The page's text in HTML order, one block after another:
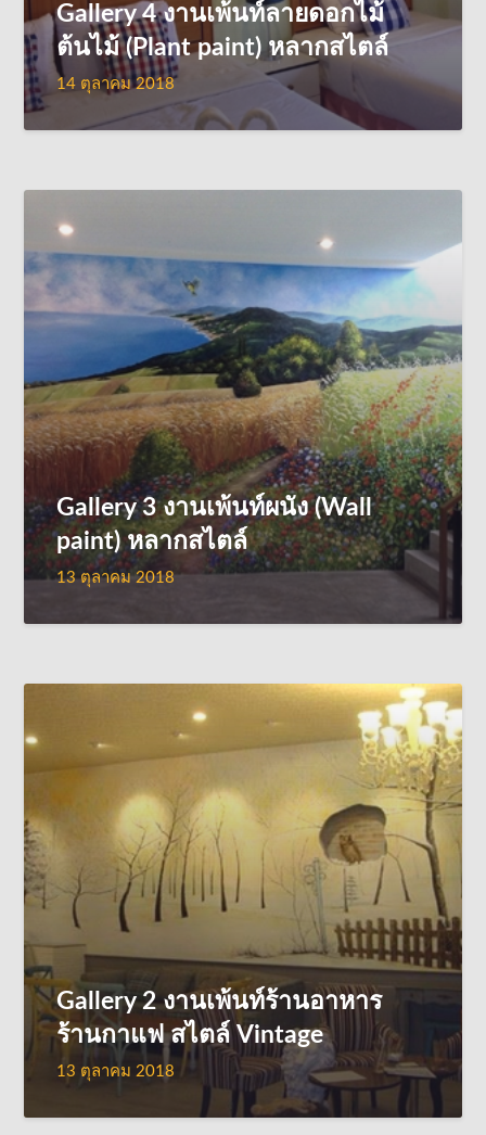
Gallery 4 งานเพ้นท์ลายดอกไม้
ต้นไม้ (Plant paint) หลากสไตล์
14 ตุลาคม 2018
Gallery 3 งานเพ้นท์ผนัง (Wall
paint) หลากสไตล์
13 ตุลาคม 2018
Gallery 2 งานเพ้นท์ร้านอาหาร
ร้านกาแฟ สไตล์ Vintage
13 ตุลาคม 2018